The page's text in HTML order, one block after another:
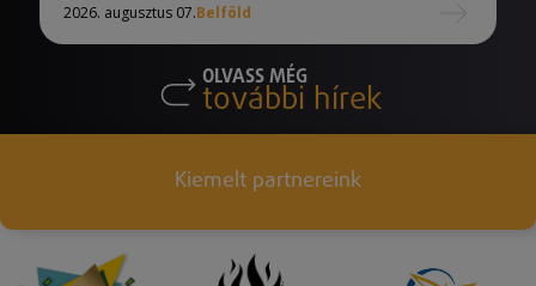
2026. augusztus 07.Belföld
OLVASS MÉG
további hírek
Kiemelt partnereink